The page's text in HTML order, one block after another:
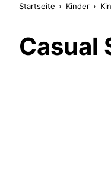
Startseite Kinder
Casual